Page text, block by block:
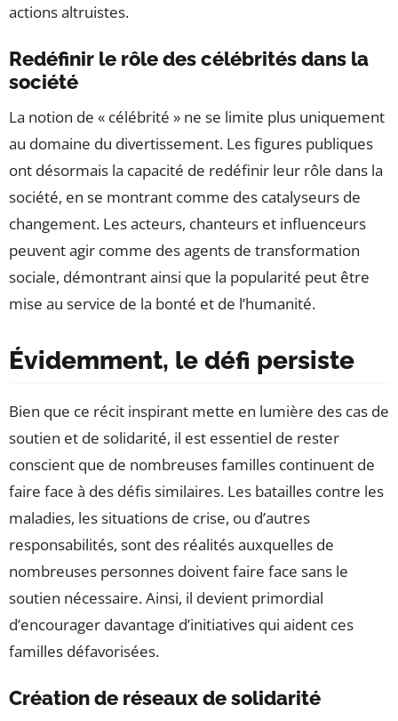
actions altruistes.
Redéfinir le rôle des célébrités dans la
société
La notion de « célébrité » ne se limite plus uniquement
au domaine du divertissement. Les figures publiques
ont désormais la capacité de redéfinir leur rôle dans la
société, en se montrant comme des catalyseurs de
changement. Les acteurs, chanteurs et influenceurs
peuvent agir comme des agents de transformation
sociale, démontrant ainsi que la popularité peut être
mise au service de la bonté et de l’humanité.
Évidemment, le défi persiste
Bien que ce récit inspirant mette en lumière des cas de
soutien et de solidarité, il est essentiel de rester
conscient que de nombreuses familles continuent de
faire face à des défis similaires. Les batailles contre les
maladies, les situations de crise, ou d’autres
responsabilités, sont des réalités auxquelles de
nombreuses personnes doivent faire face sans le
soutien nécessaire. Ainsi, il devient primordial
d’encourager davantage d’initiatives qui aident ces
familles défavorisées.
Création de réseaux de solidarité